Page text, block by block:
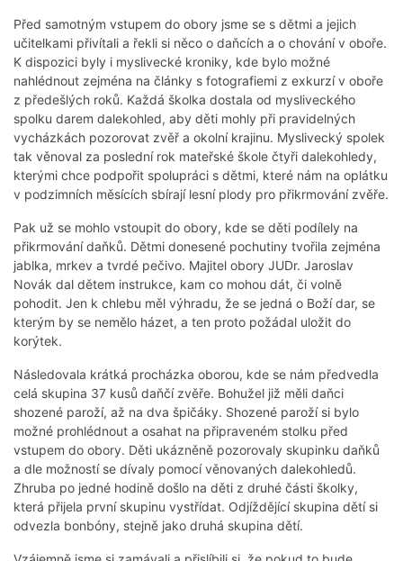
Před samotným vstupem do obory jsme se s dětmi a jejich
učitelkami přivítali a řekli si něco o daňcích a o chování v oboře.
K dispozici byly i myslivecké kroniky, kde bylo možné
nahlédnout zejména na články s fotografiemi z exkurzí v oboře
z předešlých roků. Každá školka dostala od mysliveckého
spolku darem dalekohled, aby děti mohly při pravidelných
vycházkách pozorovat zvěř a okolní krajinu. Myslivecký spolek
tak věnoval za poslední rok mateřské škole čtyři dalekohledy,
kterými chce podpořit spolupráci s dětmi, které nám na oplátku
v podzimních měsících sbírají lesní plody pro přikrmování zvěře.
Pak už se mohlo vstoupit do obory, kde se děti podílely na
přikrmování daňků. Dětmi donesené pochutiny tvořila zejména
jablka, mrkev a tvrdé pečivo. Majitel obory JUDr. Jaroslav
Novák dal dětem instrukce, kam co mohou dát, či volně
pohodit. Jen k chlebu měl výhradu, že se jedná o Boží dar, se
kterým by se nemělo házet, a ten proto požádal uložit do
korýtek.
Následovala krátká procházka oborou, kde se nám předvedla
celá skupina 37 kusů daňčí zvěře. Bohužel již měli daňci
shozené paroží, až na dva špičáky. Shozené paroží si bylo
možné prohlédnout a osahat na připraveném stolku před
vstupem do obory. Děti ukázněně pozorovaly skupinku daňků
a dle možností se dívaly pomocí věnovaných dalekohledů.
Zhruba po jedné hodině došlo na děti z druhé části školky,
která přijela první skupinu vystřídat. Odjíždějící skupina dětí si
odvezla bonbóny, stejně jako druhá skupina dětí.